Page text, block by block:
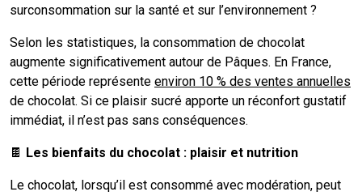
surconsommation sur la santé et sur l’environnement ?
Selon les statistiques, la consommation de chocolat
augmente significativement autour de Pâques. En France,
cette période représente environ 10 % des ventes annuelles
de chocolat. Si ce plaisir sucré apporte un réconfort gustatif
immédiat, il n’est pas sans conséquences.
🍫 Les bienfaits du chocolat : plaisir et nutrition
Le chocolat, lorsqu’il est consommé avec modération, peut